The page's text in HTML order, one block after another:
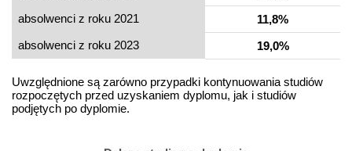
absolwenci z roku 2021
11,8%
absolwenci z roku 2023
19,0%
Uwzględnione są zarówno przypadki kontynuowania studiów
rozpoczętych przed uzyskaniem dyplomu, jak i studiów
podjętych po dyplomie.